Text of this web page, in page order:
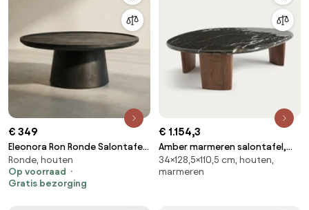
€ 349
Eleonora Ron Ronde Salontafel
Zwart Mangohout 80 Cm - 80 X
80cm.
Ronde, houten
Op voorraad
Gratis bezorging
€ 1.154,3
Amber marmeren salontafel,
Guimel
34×128,5×110,5 cm, houten,
marmeren